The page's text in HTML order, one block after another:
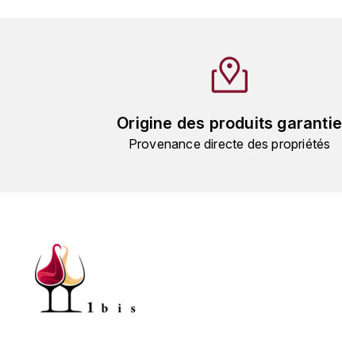
Origine des produits garantie
Provenance directe des propriétés